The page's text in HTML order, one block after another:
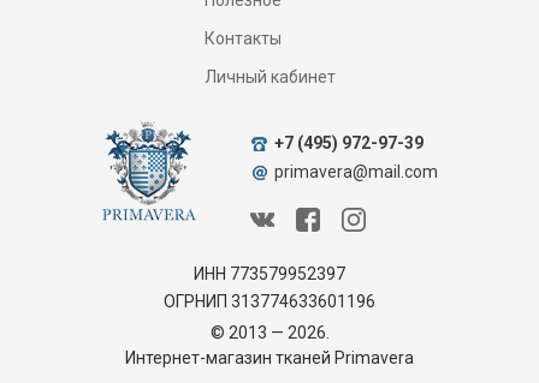
Контакты
Личный кабинет
ИНН 773579952397
ОГРНИП 313774633601196
© 2013 — 2026.
Интернет-магазин тканей Primavera
+7 (495) 972-97-39
primavera@mail.com